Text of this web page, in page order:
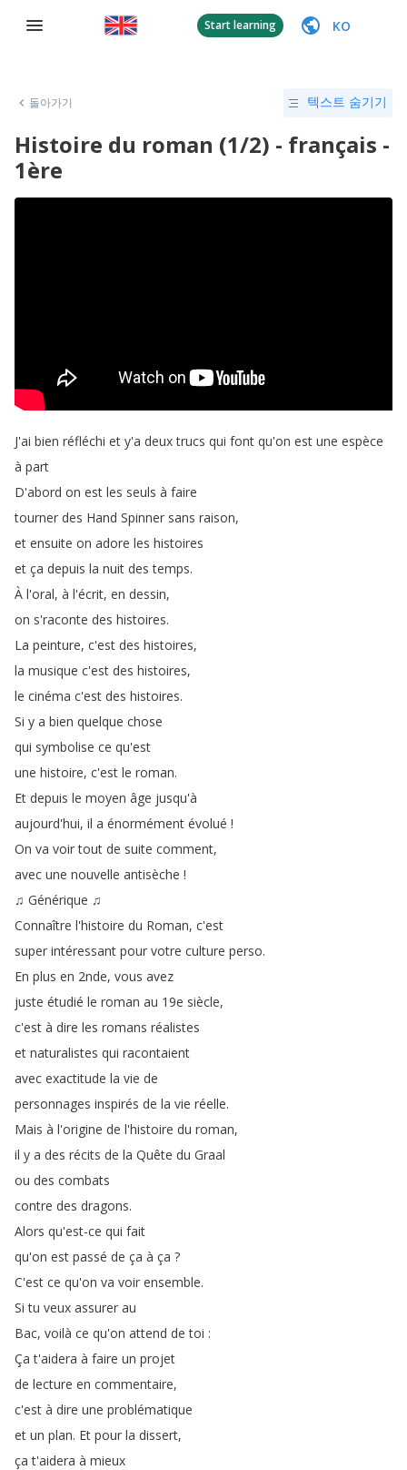
Start learning KO
돌아가기 텍스트 숨기기
Histoire du roman (1/2) - français -
1ère
J'ai bien réfléchi et y'a deux trucs qui font qu'on est une espèce
à part
D'abord on est les seuls à faire
tourner des Hand Spinner sans raison,
et ensuite on adore les histoires
et ça depuis la nuit des temps.
À l'oral, à l'écrit, en dessin,
on s'raconte des histoires.
La peinture, c'est des histoires,
la musique c'est des histoires,
le cinéma c'est des histoires.
Si y a bien quelque chose
qui symbolise ce qu'est
une histoire, c'est le roman.
Et depuis le moyen âge jusqu'à
aujourd'hui, il a énormément évolué !
On va voir tout de suite comment,
avec une nouvelle antisèche !
♫ Générique ♫
Connaître l'histoire du Roman, c'est
super intéressant pour votre culture perso.
En plus en 2nde, vous avez
juste étudié le roman au 19e siècle,
c'est à dire les romans réalistes
et naturalistes qui racontaient
avec exactitude la vie de
personnages inspirés de la vie réelle.
Mais à l'origine de l'histoire du roman,
il y a des récits de la Quête du Graal
ou des combats
contre des dragons.
Alors qu'est-ce qui fait
qu'on est passé de ça à ça ?
C'est ce qu'on va voir ensemble.
Si tu veux assurer au
Bac, voilà ce qu'on attend de toi :
Ça t'aidera à faire un projet
de lecture en commentaire,
c'est à dire une problématique
et un plan. Et pour la dissert,
ça t'aidera à mieux